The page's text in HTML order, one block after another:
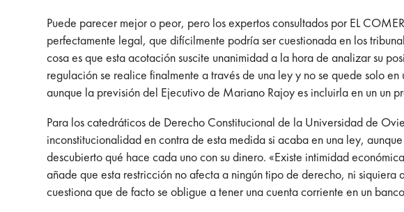
Puede parecer mejor o peor, pero los expertos consultados por EL
perfectamente legal, que difícilmente podría ser cuestionada en los
cosa es que esta acotación suscite unanimidad a la hora de analizar su
regulación se realice finalmente a través de una ley y no se quede solo
aunque la previsión del Ejecutivo de Mariano Rajoy es incluirla en un un
Para los catedráticos de Derecho Constitucional de la Universidad de
inconstitucionalidad en contra de esta medida si acaba en una ley,
descubierto qué hace cada uno con su dinero. «Existe intimidad
añade que esta restricción no afecta a ningún tipo de derecho, ni
cuestiona que de facto se obligue a tener una cuenta corriente en un